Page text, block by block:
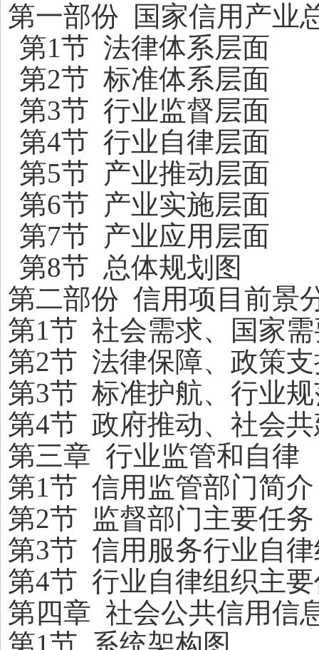
第一部份 国家信用产业
第1节 法律体系层面
第2节 标准体系层面
第3节 行业监督层面
第4节 行业自律层面
第5节 产业推动层面
第6节 产业实施层面
第7节 产业应用层面
第8节 总体规划图
第二部份 信用项目前景
第1节 社会需求、国家
第2节 法律保障、政策
第3节 标准护航、行业
第4节 政府推动、社会
第三章 行业监管和自律
第1节 信用监管部门简介
第2节 监督部门主要任务
第3节 信用服务行业自
第4节 行业自律组织主
第四章 社会公共信用信